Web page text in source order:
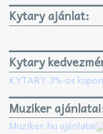
Kytary ajánlat:
Kytary
KYTARY 3%-os kupon
Muziker
Muziker.hu ajánlatai